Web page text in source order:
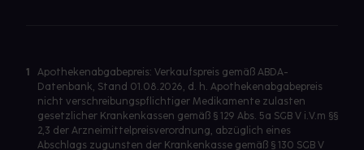
1
Apothekenabgabepreis: Verkaufspreis gemäß ABDA-
Datenbank, Stand 01.08.2026, d. h. Apothekenabgabepreis
nicht verschreibungspflichtiger Medikamente zulasten
gesetzlicher Krankenkassen gemäß § 129 Abs. 5a SGB V i.V.m §§
2,3 der Arzneimittelpreisverordnung, abzüglich eines
Abschlags zugunsten der Krankenkasse gemäß § 130 SGB V